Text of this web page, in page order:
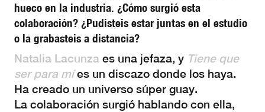
hueco en la industria. ¿Cómo surgió esta
colaboración? ¿Pudisteis estar juntas en el estudio
o la grabasteis a distancia?
Natalia Lacunza es una jefaza, y Tiene que
ser para mí es un discazo donde los haya.
Ha creado un universo súper guay.
La colaboración surgió hablando con ella,